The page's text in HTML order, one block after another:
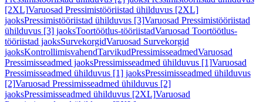
[2XL]Varuosad Pressimistööriistad ühilduvus [2XL]
jaoksPressimistööriistad ühilduvus [3]Varuosad Pressimistööriistad
ühilduvus [3] jaoksToortöötlus-tööriistadVaruosad Toortöötlus-
tööriistad jaoksSurvekorgidVaruosad Survekorgid
jaoksKontrollimisvahendTarvikudPressimisseadmedVaruosad
Pressimisseadmed jaoksPressimisseadmed ühilduvus [1]Varuosad
Pressimisseadmed ühilduvus [1] jaoksPressimisseadmed ühilduvus
[2]Varuosad Pressimisseadmed ühilduvus [2]
jaoksPressimisseadmed ühilduvus [2XL]Varuosad